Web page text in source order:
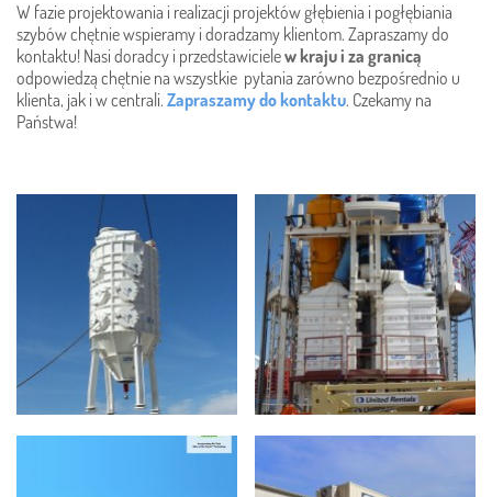
W fazie projektowania i realizacji projektów głębienia i pogłębiania
szybów chętnie wspieramy i doradzamy klientom. Zapraszamy do
kontaktu! Nasi doradcy i przedstawicielew kraju i za granicą
odpowiedzą chętnie na wszystkie pytania zarówno bezpośrednio u
klienta, jak i w centrali. Zapraszamy do kontaktu. Czekamy na
Państwa!